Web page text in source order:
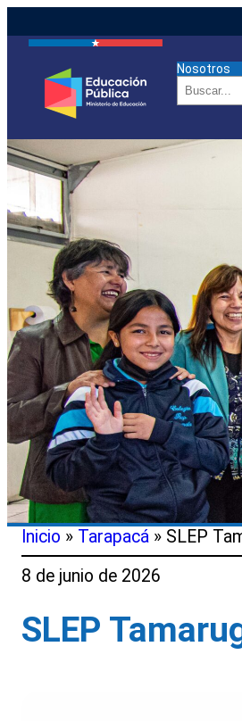
Nosotros
Buscar
Inicio » Tarapacá » SLEP
8 de junio de 2026
SLEP